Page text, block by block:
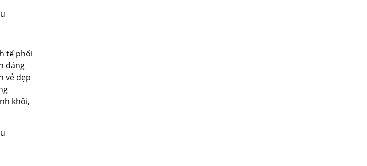
tế phối
dáng
vẻ đẹp
khôi,